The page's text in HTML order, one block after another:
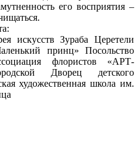
его восприятия –
искусств Зураба Церетели
принц» Посольство
флористов «АРТ-
Дворец детского
художественная школа им.